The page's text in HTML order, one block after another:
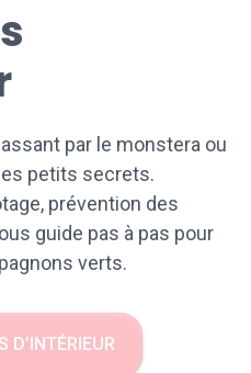
par le monstera ou
petits secrets.
prévention des
guide pas à pas pour
verts.
D’INTÉRIEUR